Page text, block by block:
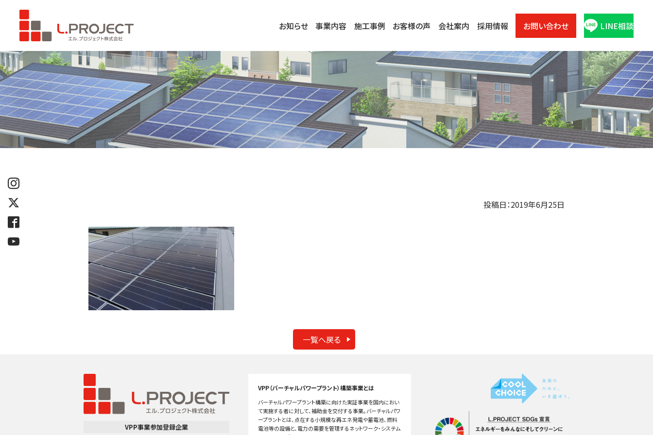
お知らせ 事業内容 施工事例 お客様の声 会社案内 採用情報 お問い合わせ LINE相談
投稿日：2019年6月25日
一覧へ戻る
VPP事業参加登録企業
VPP（バーチャルパワープラント）構築事業とは
バーチャルパワープラント構築に向けた実証事業を国内におい
て実施する者に対して、補助金を交付する事業。バーチャルパワ
ープラントとは、点在する小規模な再エネ発電や蓄電池、燃料
電池等の設備と、電力の需要を管理するネットワーク・システム